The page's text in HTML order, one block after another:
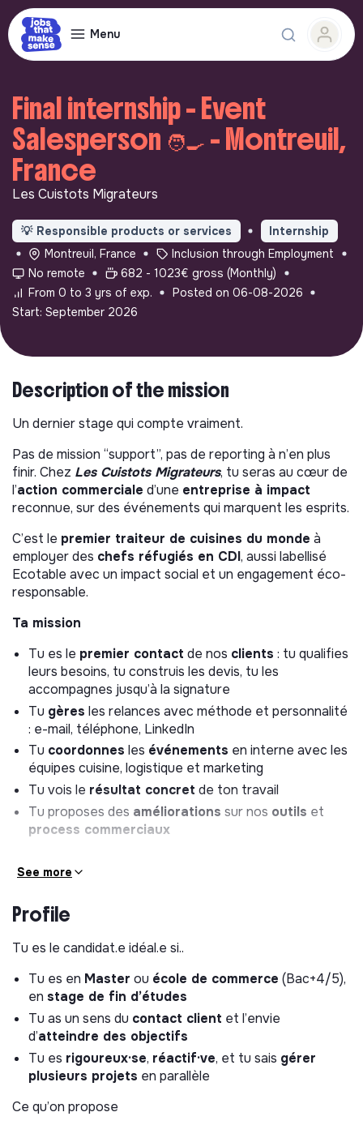
Menu
Final internship - Event
Salesperson 🧑‍🍳 - Montreuil,
France
Les Cuistots Migrateurs
💡 Responsible products or services
Internship
Montreuil, France
Inclusion through Employment
No remote
682 - 1023€ gross (Monthly)
From 0 to 3 yrs of exp.
Posted on 06-08-2026
Start: September 2026
Description of the mission
Un dernier stage qui compte vraiment.
Pas de mission “support”, pas de reporting à n’en plus
finir. Chez Les Cuistots Migrateurs, tu seras au cœur de
l’action commerciale d’une entreprise à impact
reconnue, sur des événements qui marquent les esprits.
C’est le premier traiteur de cuisines du monde à
employer des chefs réfugiés en CDI, aussi labellisé
Ecotable avec un impact social et un engagement éco-
responsable.
Ta mission
Tu es le premier contact de nos clients : tu qualifies
leurs besoins, tu construis les devis, tu les
accompagnes jusqu’à la signature
Tu gères les relances avec méthode et personnalité
: e-mail, téléphone, LinkedIn
Tu coordonnes les événements en interne avec les
équipes cuisine, logistique et marketing
Tu vois le résultat concret de ton travail
Tu proposes des améliorations sur nos outils et
process commerciaux
See more
Profile
Tu es le candidat.e idéal.e si..
Tu es en Master ou école de commerce (Bac+4/5),
en stage de fin d’études
Tu as un sens du contact client et l’envie
d’atteindre des objectifs
Tu es rigoureux·se, réactif·ve, et tu sais gérer
plusieurs projets en parallèle
Ce qu’on propose